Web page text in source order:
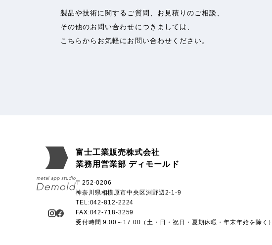
製品や技術に関するご質問、お見積りのご相談、
その他のお問い合わせにつきましては、
こちらからお気軽にお問い合わせください。
富士工業販売株式会社
業務用営業部 ディモールド
〒252-0206
神奈川県相模原市中央区淵野辺2-1-9
TEL:042-812-2224
FAX:042-718-3259
受付時間 9:00～17:00（土・日・祝日・夏期休暇・年末年始を除く）